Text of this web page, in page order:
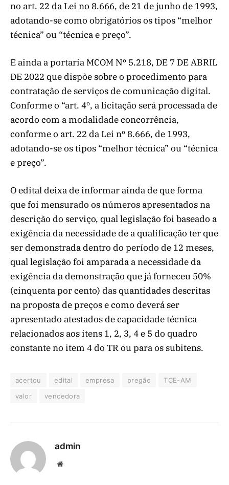
no art. 22 da Lei no 8.666, de 21 de junho de 1993,
adotando-se como obrigatórios os tipos “melhor
técnica” ou “técnica e preço”.
E ainda a portaria MCOM Nº 5.218, DE 7 DE ABRIL
DE 2022 que dispõe sobre o procedimento para
contratação de serviços de comunicação digital.
Conforme o “art. 4º, a licitação será processada de
acordo com a modalidade concorrência,
conforme o art. 22 da Lei nº 8.666, de 1993,
adotando-se os tipos “melhor técnica” ou “técnica
e preço”.
O edital deixa de informar ainda de que forma
que foi mensurado os números apresentados na
descrição do serviço, qual legislação foi baseado a
exigência da necessidade de a qualificação ter que
ser demonstrada dentro do período de 12 meses,
qual legislação foi amparada a necessidade da
exigência da demonstração que já forneceu 50%
(cinquenta por cento) das quantidades descritas
na proposta de preços e como deverá ser
apresentado atestados de capacidade técnica
relacionados aos itens 1, 2, 3, 4 e 5 do quadro
constante no item 4 do TR ou para os subitens.
acertou edital empresa pregão
TCE-AM
valor
vencedora
admin
Website